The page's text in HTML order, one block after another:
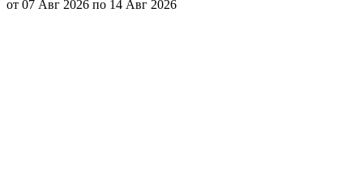
от 07 Авг 2026 по 14 Авг 2026